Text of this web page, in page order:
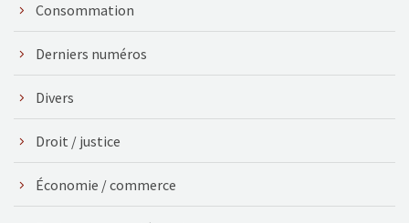
Consommation
Derniers numéros
Divers
Droit / justice
Économie / commerce